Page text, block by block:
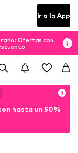
Ir a la App
Ofertas con
hasta un 50%